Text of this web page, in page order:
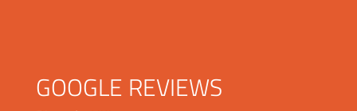
GOOGLE REVIEWS